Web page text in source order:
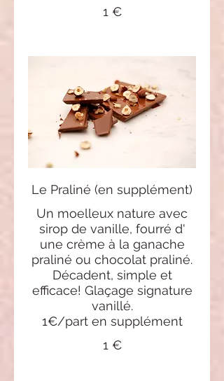
1 €
Le Praliné (en supplément)
Un moelleux nature avec
sirop de vanille, fourré d'
une crème à la ganache
praliné ou chocolat praliné.
Décadent, simple et
efficace! Glaçage signature
vanillé.
1€/part en supplément
1 €